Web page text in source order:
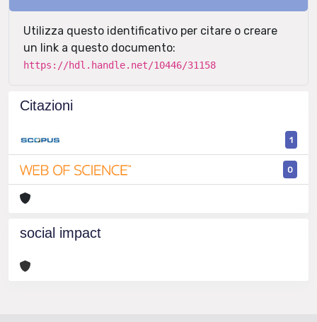
Utilizza questo identificativo per citare o creare
un link a questo documento:
https://hdl.handle.net/10446/31158
Citazioni
1
0
social impact